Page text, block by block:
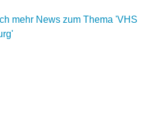
mehr News zum Thema 'VHS